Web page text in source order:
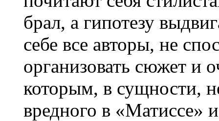
брал, а гипотезу
себе все авторы, не
организовать сюжет и
которым, в сущности,
вредного в «Матиссе»